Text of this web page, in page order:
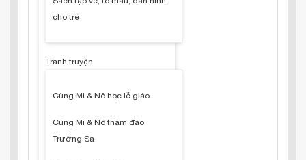
cho trẻ
Tranh truyện
Cùng Mi & Nô học lễ giáo
Cùng Mi & Nô thăm đảo
Trường Sa